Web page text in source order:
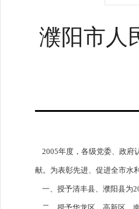
濮阳市人
2005年度，各级党委、政府
献。为表彰先进、促进全市水
一、授予清丰县、濮阳县为